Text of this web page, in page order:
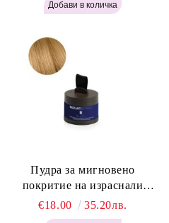
Пудра за мигновено
покритие на израснали
корени Русо - Labor Pro
Instant Retouch Powder -
€18.00 35.20лв.